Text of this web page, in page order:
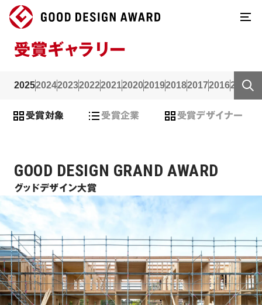
受賞ギャラリー
20252024202320222021202020192018201720162015
受賞対象 受賞企業 受賞デザイナー
GOOD DESIGN GRAND AWARD
グッドデザイン大賞